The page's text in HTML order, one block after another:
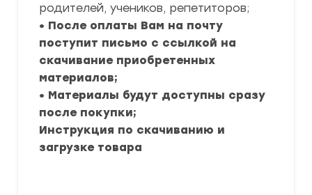
родителей, учеников, репетиторов;
• После оплаты Вам на почту
поступит письмо с ссылкой на
скачивание приобретенных
материалов;
• Материалы будут доступны сразу
после покупки;
Инструкция по скачиванию и
загрузке товара